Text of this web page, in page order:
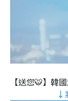
【送您🐯】韓
↓